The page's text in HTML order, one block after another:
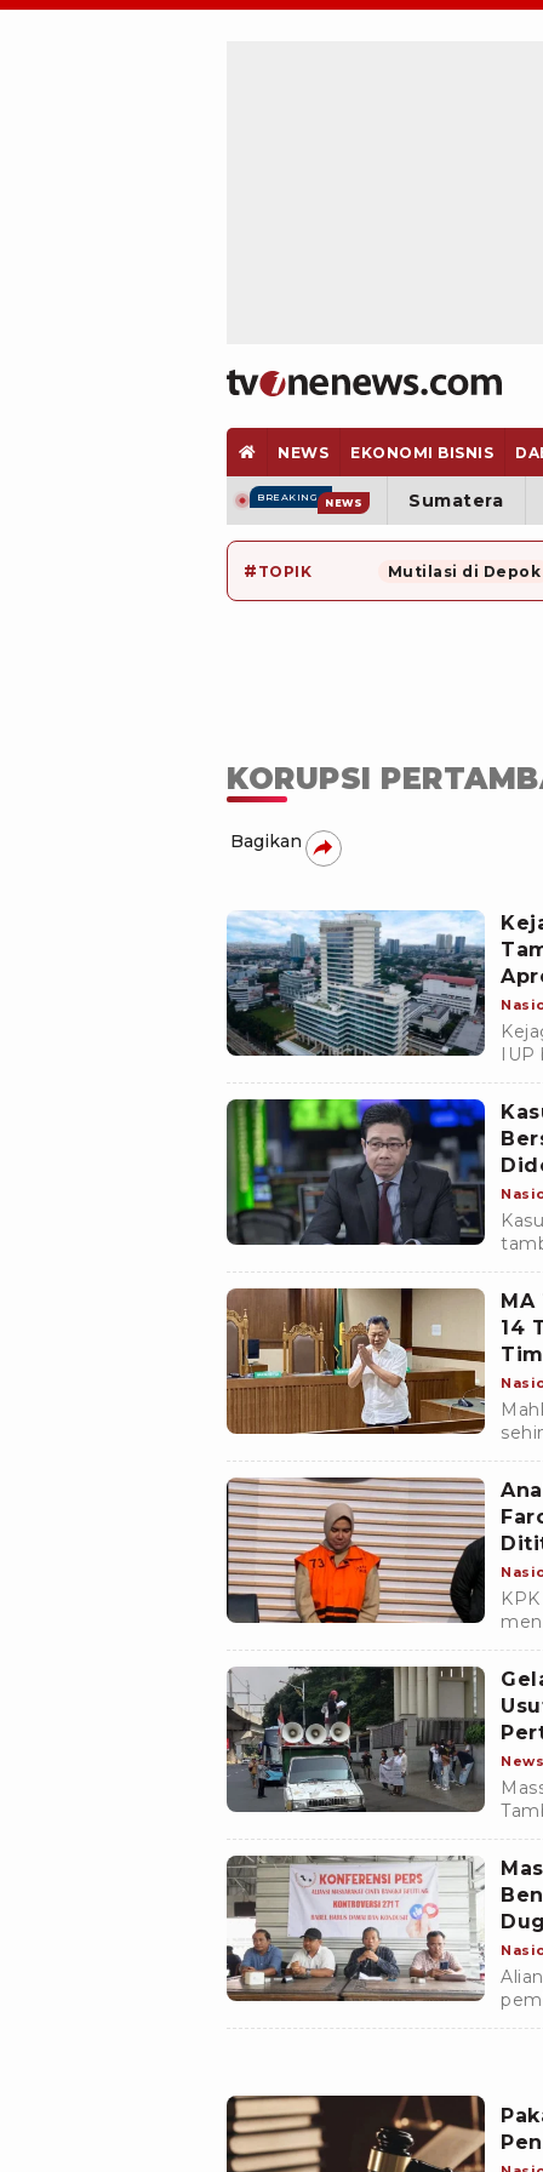
NEWS EKONOMI BISNIS
BREAKING NEWS Sumatera
# TOPIK Mutilasi di Depok
KORUPSI
Bagikan
IUP
MA
14
News